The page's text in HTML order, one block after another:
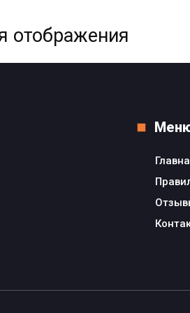
отображения